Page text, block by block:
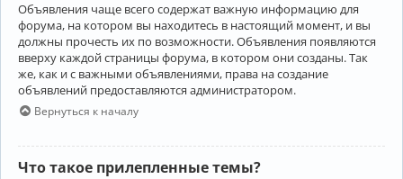
Объявления чаще всего содержат важную информацию для
форума, на котором вы находитесь в настоящий момент, и вы
должны прочесть их по возможности. Объявления появляются
вверху каждой страницы форума, в котором они созданы. Так
же, как и с важными объявлениями, права на создание
объявлений предоставляются администратором.
Вернуться к началу
Что такое прилепленные темы?